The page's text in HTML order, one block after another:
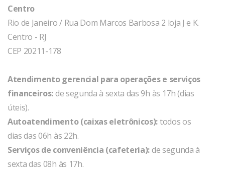
Centro
Rio de Janeiro / Rua Dom Marcos Barbosa 2 loja J e K.
Centro - RJ
CEP 20211-178
Atendimento gerencial para operações e serviços
financeiros:de segunda à sexta das 9h às 17h (dias
úteis).
Autoatendimento (caixas eletrônicos):todos os
dias das 06h às 22h.
Serviços de conveniência (cafeteria):de segunda à
sexta das 08h às 17h.